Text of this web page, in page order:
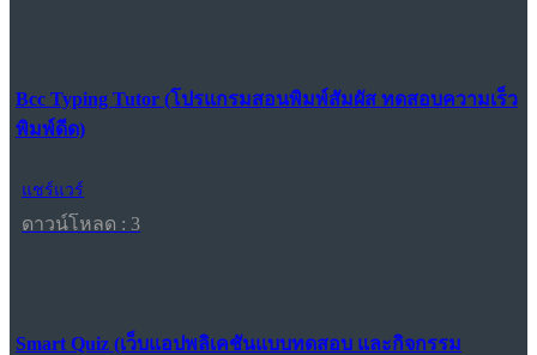
Bcc Typing Tutor (โปรแกรมสอนพิมพ์สัมผัส ทดสอบความเร็ว
พิมพ์ดีด)
แชร์แวร์
ดาวน์โหลด : 3
Smart Quiz (เว็บแอปพลิเคชันแบบทดสอบ และกิจกรรม